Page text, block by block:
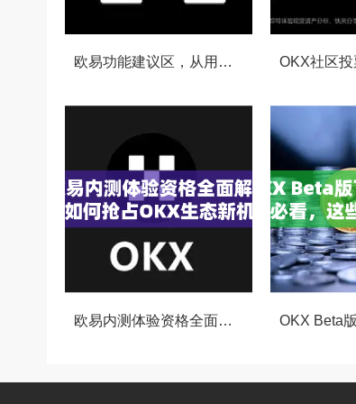
欧易功能建议区，从用户视角看OKX生态的迭代与进化
欧易内测体验资格全面解析，如何抢占OKX生态新机遇